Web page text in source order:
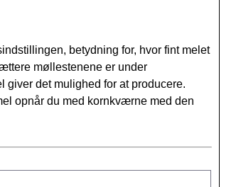
betydning for, hvor fint melet
møllestenene er under
giver det mulighed for at producere.
opnår du med kornkværne med den